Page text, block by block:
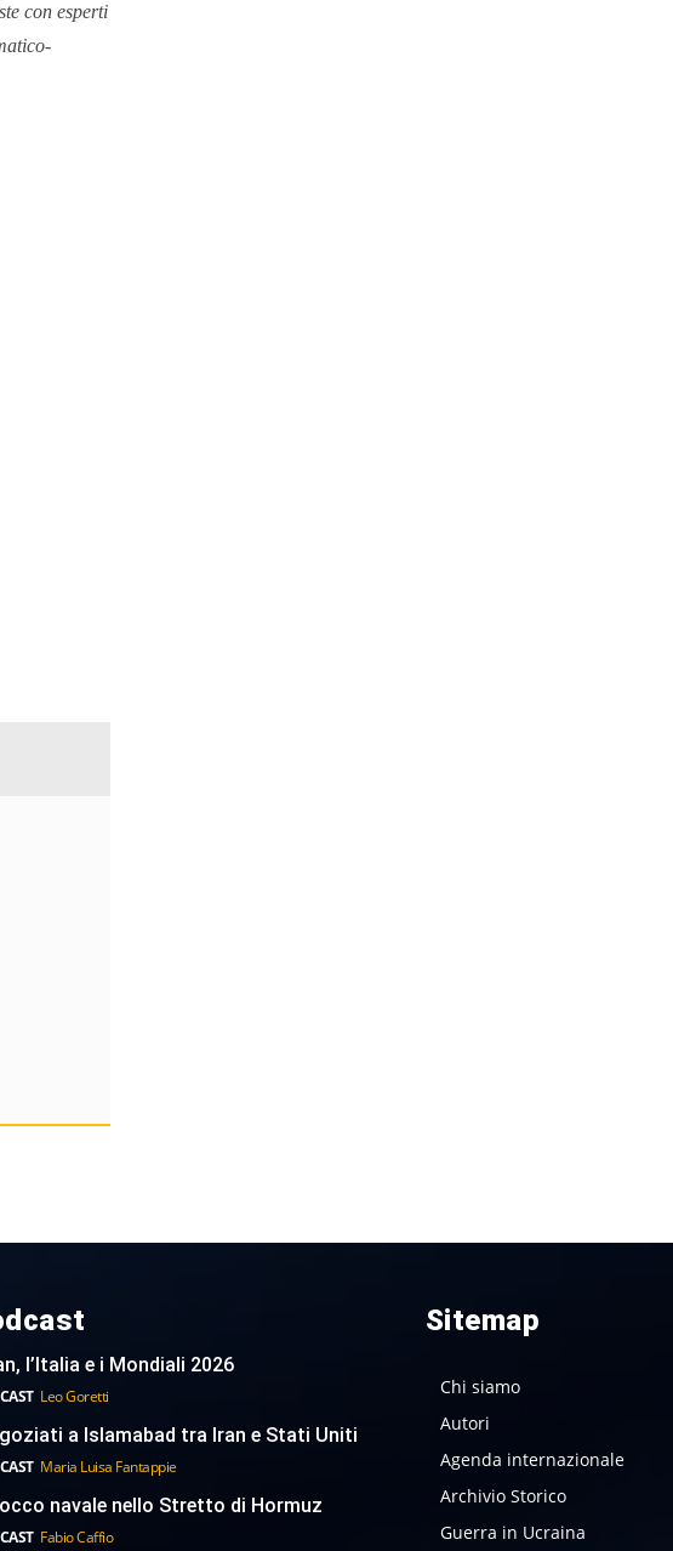
con esperti
l’Italia e i Mondiali 2026
Leo Goretti
a Islamabad tra Iran e Stati Uniti
Maria Luisa Fantappie
navale nello Stretto di Hormuz
Fabio Caffio
Sitemap
Chi siamo
Autori
Agenda internazionale
Archivio Storico
Guerra in Ucraina